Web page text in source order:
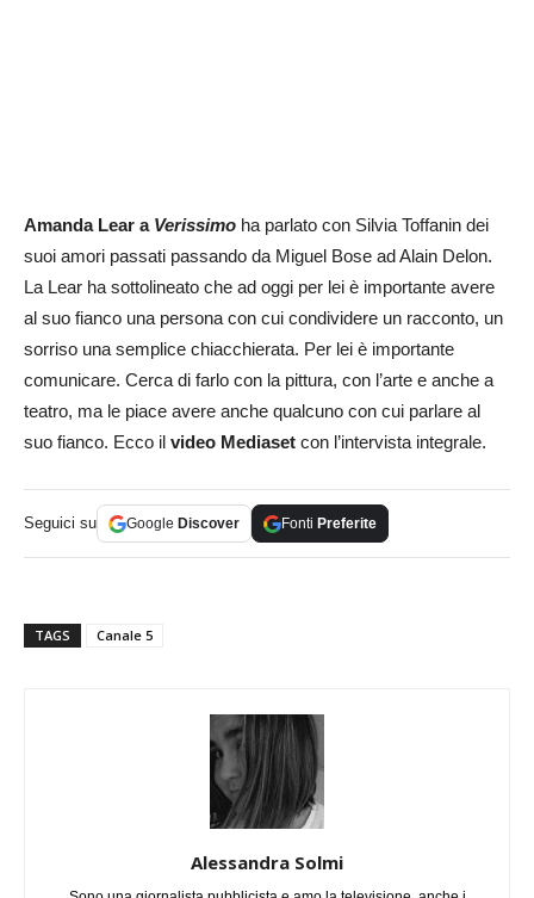
Amanda Lear a Verissimo ha parlato con Silvia Toffanin dei
suoi amori passati passando da Miguel Bose ad Alain Delon.
La Lear ha sottolineato che ad oggi per lei è importante avere
al suo fianco una persona con cui condividere un racconto, un
sorriso una semplice chiacchierata. Per lei è importante
comunicare. Cerca di farlo con la pittura, con l’arte e anche a
teatro, ma le piace avere anche qualcuno con cui parlare al
suo fianco. Ecco il video Mediaset con l’intervista integrale.
Seguici su Google Discover Fonti Preferite
TAGS Canale 5
Alessandra Solmi